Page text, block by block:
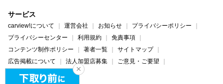
サービス
carview!について 運営会社 お知らせ
プライバシーポリシー
プライバシーセンター
利用規約
免責事項
コンテンツ制作ポリシー
著者一覧
サイトマップ
広告掲載について
法人加盟店募集
ご意見・ご要望
ヘルプ・お問い合わせ